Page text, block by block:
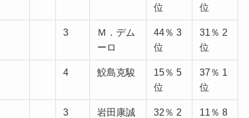
位
位
3
Ｍ．デム
ーロ
44％ 3
位
31％ 2
位
4 鮫島克駿
15％ 5
位
37％ 1
位
3 岩田康誠
32％ 2
11％ 8